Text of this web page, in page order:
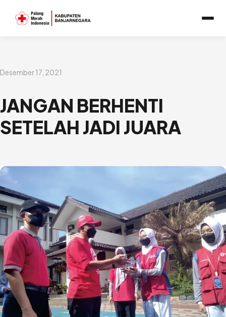
Desember 17, 2021
JANGAN BERHENTI
SETELAH JADI JUARA